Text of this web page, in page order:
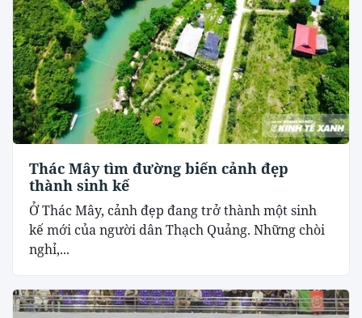
Thác Mây tìm đường biến cảnh đẹp
thành sinh kế
Ở Thác Mây, cảnh đẹp đang trở thành một sinh
kế mới của người dân Thạch Quảng. Những chòi
nghỉ,...